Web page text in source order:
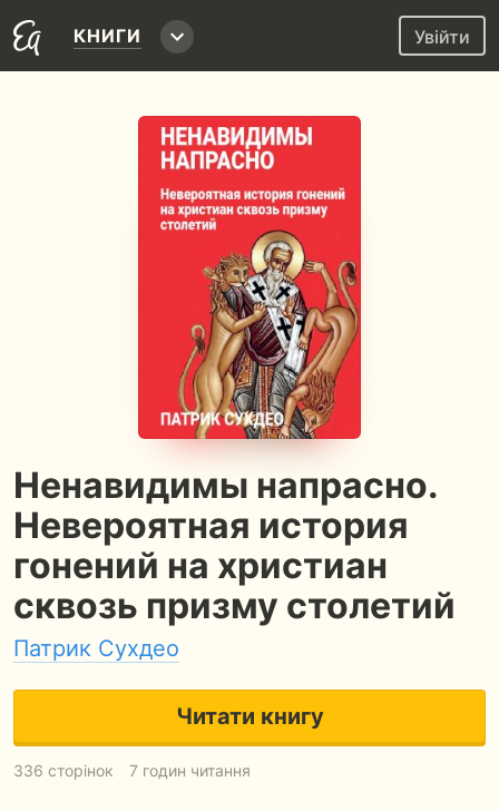
КНИГИ Увійти
Ненавидимы напрасно.
Невероятная история
гонений на христиан
сквозь призму столетий
Патрик Сухдео
Читати книгу
336 сторінок 7 годин читання